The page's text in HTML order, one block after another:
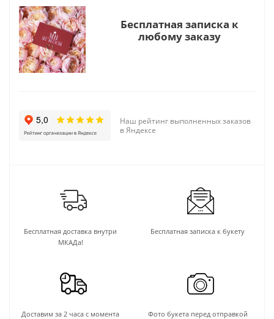
Бесплатная записка к
любому заказу
Наш рейтинг выполненных заказов
в Яндексе
Бесплатная доставка внутри
МКАДа!
Бесплатная записка к букету
Доставим за 2 часа с момента
Фото букета перед отправкой